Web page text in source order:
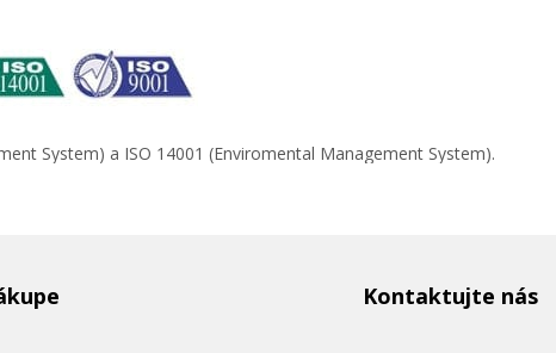
System) a ISO 14001 (Enviromental Management System).
Kontaktujte nás